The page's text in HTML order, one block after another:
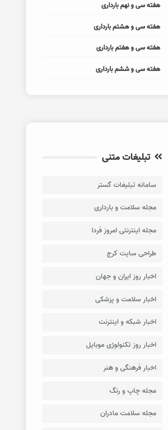
هفته سی و نهم بارداری
هفته سی و هشتم بارداری
هفته سی و هفتم بارداری
هفته سی و ششم بارداری
تبلیغات متنی
سامانه تبلیغات گستر
مجله سلامت و بارداری
مجله اینترنتی امروز فردا
طراحی سایت کرج
اخبار روز ایران و جهان
اخبار سلامت و پزشکی
اخبار شبکه و اینترنت
اخبار روز تکنولوژی موبایل
اخبار فرهنگی و هنر
مجله چاپ و رنگ
مجله سلامت مادران